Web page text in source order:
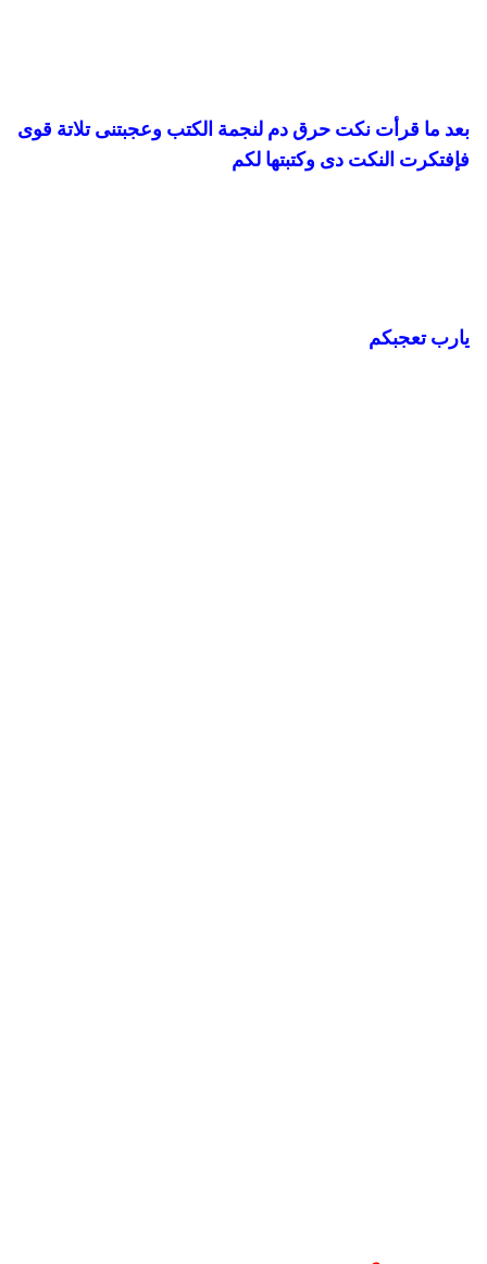
بعد ما قرأت نكت حرق دم لنجمة الكتب وعجبتنى تلاتة قوى
فإفتكرت النكت دى وكتبتها لكم
يارب تعجبكم